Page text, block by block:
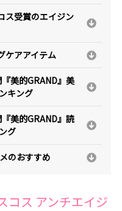
ス受賞のエイジン
ケアアイテム
美的GRAND』美
キング
美的GRAND』読
グ
のおすすめ
コス アンチエイジ